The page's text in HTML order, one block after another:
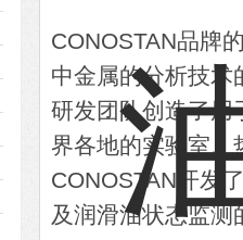
CONOSTAN品牌
中金属的分析技术
研发团队创造了用
界各地的实验室
CONOSTAN开发
及润滑油状态监测